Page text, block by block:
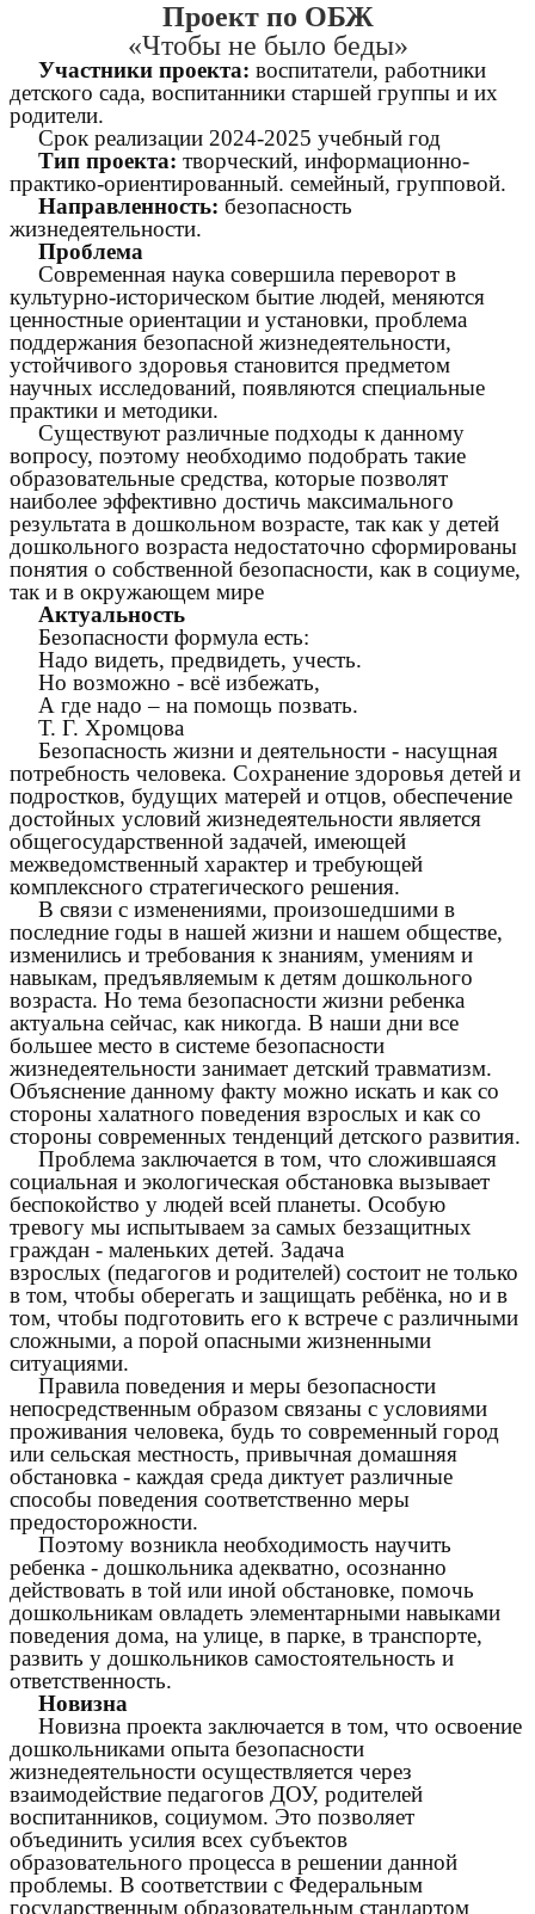
Проект по ОБЖ
«Чтобы не было беды»
Участники проекта: воспитатели, работники
детского сада, воспитанники старшей группы и их
родители.
Срок реализации 2024-2025 учебный год
Тип проекта: творческий, информационно-
практико-ориентированный. семейный, групповой.
Направленность: безопасность
жизнедеятельности.
Проблема
Современная наука совершила переворот в
культурно-историческом бытие людей, меняются
ценностные ориентации и установки, проблема
поддержания безопасной жизнедеятельности,
устойчивого здоровья становится предметом
научных исследований, появляются специальные
практики и методики.
Существуют различные подходы к данному
вопросу, поэтому необходимо подобрать такие
образовательные средства, которые позволят
наиболее эффективно достичь максимального
результата в дошкольном возрасте, так как у детей
дошкольного возраста недостаточно сформированы
понятия о собственной безопасности, как в социуме,
так и в окружающем мире
Актуальность
Безопасности формула есть:
Надо видеть, предвидеть, учесть.
Но возможно - всё избежать,
А где надо – на помощь позвать.
Т. Г. Хромцова
Безопасность жизни и деятельности - насущная
потребность человека. Сохранение здоровья детей и
подростков, будущих матерей и отцов, обеспечение
достойных условий жизнедеятельности является
общегосударственной задачей, имеющей
межведомственный характер и требующей
комплексного стратегического решения.
В связи с изменениями, произошедшими в
последние годы в нашей жизни и нашем обществе,
изменились и требования к знаниям, умениям и
навыкам, предъявляемым к детям дошкольного
возраста. Но тема безопасности жизни ребенка
актуальна сейчас, как никогда. В наши дни все
большее место в системе безопасности
жизнедеятельности занимает детский травматизм.
Объяснение данному факту можно искать и как со
стороны халатного поведения взрослых и как со
стороны современных тенденций детского развития.
Проблема заключается в том, что сложившаяся
социальная и экологическая обстановка вызывает
беспокойство у людей всей планеты. Особую
тревогу мы испытываем за самых беззащитных
граждан - маленьких детей. Задача
взрослых (педагогов и родителей) состоит не только
в том, чтобы оберегать и защищать ребёнка, но и в
том, чтобы подготовить его к встрече с различными
сложными, а порой опасными жизненными
ситуациями.
Правила поведения и меры безопасности
непосредственным образом связаны с условиями
проживания человека, будь то современный город
или сельская местность, привычная домашняя
обстановка - каждая среда диктует различные
способы поведения соответственно меры
предосторожности.
Поэтому возникла необходимость научить
ребенка - дошкольника адекватно, осознанно
действовать в той или иной обстановке, помочь
дошкольникам овладеть элементарными навыками
поведения дома, на улице, в парке, в транспорте,
развить у дошкольников самостоятельность и
ответственность.
Новизна
Новизна проекта заключается в том, что освоение
дошкольниками опыта безопасности
жизнедеятельности осуществляется через
взаимодействие педагогов ДОУ, родителей
воспитанников, социумом. Это позволяет
объединить усилия всех субъектов
образовательного процесса в решении данной
проблемы. В соответствии с Федеральным
государственным образовательным стандартом